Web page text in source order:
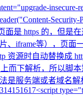
insecure-
Security-
面是 https 的，但是
、iframe等），页面
资源时自动替换成
上而下解析，所以脚
是服务端或者域名解